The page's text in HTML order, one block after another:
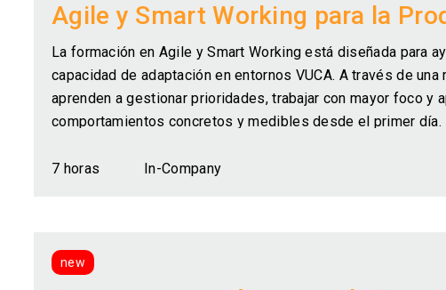
Agile y Smart Working para la
La formación en Agile y Smart Working está diseñada para
capacidad de adaptación en entornos VUCA. A través de
aprenden a gestionar prioridades, trabajar con mayor foco
comportamientos concretos y medibles desde el primer día.
7 horas In-Company
new